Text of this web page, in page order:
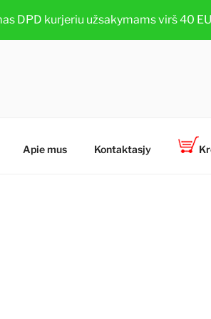
DPD kurjeriu užsakymams virš 40
Apie mus Kontaktasjy